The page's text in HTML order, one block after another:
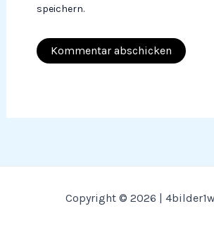
speichern.
Copyright © 2026 |